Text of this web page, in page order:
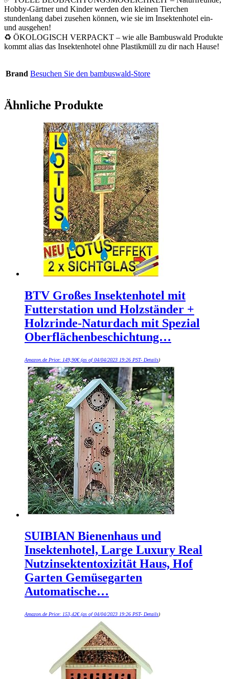
Hobby-Gärtner und Kinder werden den kleinen Tierchen
stundenlang dabei zusehen können, wie sie im Insektenhotel ein-
und ausgehen!
♻ ÖKOLOGISCH VERPACKT – wie alle Bambuswald Produkte
kommt alias das Insektenhotel ohne Plastikmüll zu dir nach Hause!
Brand Besuchen Sie den bambuswald-Store
Ähnliche Produkte
BTV Großes Insektenhotel mit
Futterstation und Holzständer +
Holzrinde-Naturdach mit Spezial
Oberflächenbeschichtung…
Amazon.de Price: 149,90€(as of 04/04/2023 19:26 PST- Details)
SUIBIAN Bienenhaus und
Insektenhotel, Large Luxury Real
Nutzinsektentoxizität Haus, Hof
Garten Gemüsegarten
Automatische…
Amazon.de Price: 153,42€(as of 04/04/2023 19:26 PST- Details)